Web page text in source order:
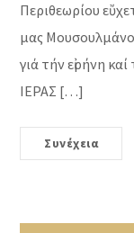
Περιθεωρίου
μας
γιά τήν εἰρήνη
ΙΕΡΑΣ […]
Συνέχεια